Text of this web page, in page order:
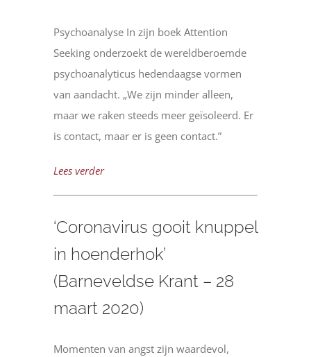
Psychoanalyse In zijn boek Attention
Seeking onderzoekt de wereldberoemde
psychoanalyticus hedendaagse vormen
van aandacht. „We zijn minder alleen,
maar we raken steeds meer geïsoleerd. Er
is contact, maar er is geen contact.”
Lees verder
‘Coronavirus gooit knuppel
in hoenderhok’
(Barneveldse Krant – 28
maart 2020)
Momenten van angst zijn waardevol,